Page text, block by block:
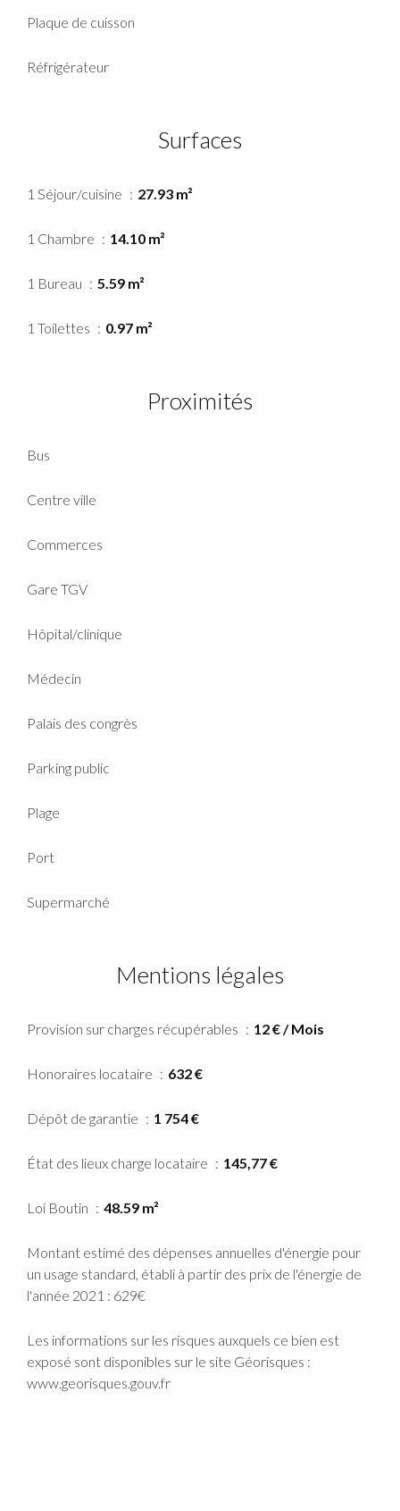
Plaque de cuisson
Réfrigérateur
Surfaces
1 Séjour/cuisine 27.93 m²
1 Chambre 14.10 m²
1 Bureau 5.59 m²
1 Toilettes 0.97 m²
Proximités
Bus
Centre ville
Commerces
Gare TGV
Hôpital/clinique
Médecin
Palais des congrès
Parking public
Plage
Port
Supermarché
Mentions légales
Provision sur charges récupérables 12 € / Mois
Honoraires locataire 632 €
Dépôt de garantie 1 754 €
État des lieux charge locataire 145,77 €
Loi Boutin 48.59 m²
Montant estimé des dépenses annuelles d'énergie pour
un usage standard, établi à partir des prix de l'énergie de
l'année 2021 : 629€
Les informations sur les risques auxquels ce bien est
exposé sont disponibles sur le site Géorisques :
www.georisques.gouv.fr